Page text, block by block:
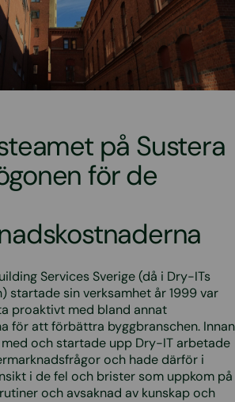
på Sustera
för de
Services Sverige (då i Dry-ITs
startade sin verksamhet år 1999 var
proaktivt med bland annat
för att förbättra byggbranschen. Innan
och startade upp Dry-IT arbetade
och hade därför i
i de fel och brister som uppkom på
och avsaknad av kunskap och